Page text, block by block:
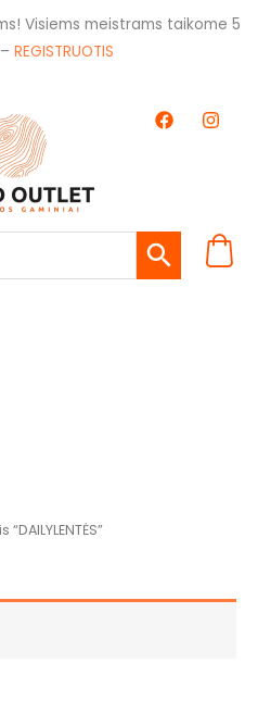
Visiems meistrams taikome 5
REGISTRUOTIS
F
a
k
I
n
a
m